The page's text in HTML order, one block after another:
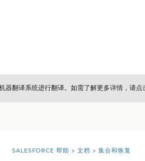
器翻译系统进行翻译。如需了解更多详情，请点
录 您在此处：
SALESFORCE 帮助 文档 集合和恢复